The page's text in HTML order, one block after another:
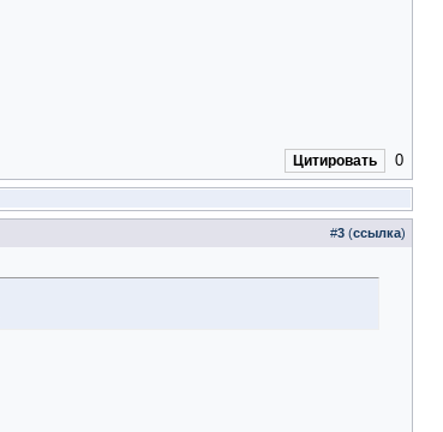
Цитировать 0
#3 (ссылка)